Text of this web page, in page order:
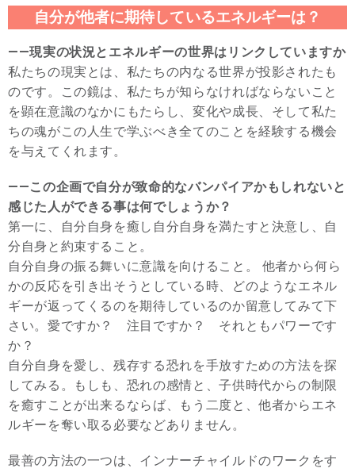
自分が他者に期待しているエネルギーは？
――現実の状況とエネルギーの世界はリンクしていますか
私たちの現実とは、私たちの内なる世界が投影されたも
のです。この鏡は、私たちが知らなければならないこと
を顕在意識のなかにもたらし、変化や成長、そして私た
ちの魂がこの人生で学ぶべき全てのことを経験する機会
を与えてくれます。
――この企画で自分が致命的なバンパイアかもしれないと
感じた人ができる事は何でしょうか？
第一に、自分自身を癒し自分自身を満たすと決意し、自
分自身と約束すること。
自分自身の振る舞いに意識を向けること。 他者から何ら
かの反応を引き出そうとしている時、どのようなエネル
ギーが返ってくるのを期待しているのか留意してみて下
さい。愛ですか？ 注目ですか？ それともパワーです
か？
自分自身を愛し、残存する恐れを手放すための方法を探
してみる。もしも、恐れの感情と、子供時代からの制限
を癒すことが出来るならば、もう二度と、他者からエネ
ルギーを奪い取る必要などありません。
最善の方法の一つは、インナーチャイルドのワークをす